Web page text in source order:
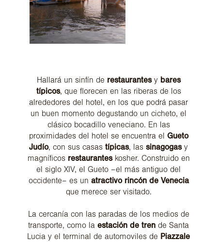
Hallará un sinfín de restaurantesy bares
típicos, que florecen en las riberas de los
alrededores del hotel, en los que podrá pasar
un buen momento degustando un cicheto, el
clásico bocadillo veneciano. En las
proximidades del hotel se encuentra el Gueto
Judío, con sus casas típicas, las sinagogasy
magníficos restauranteskosher. Construido en
el siglo XIV, el Gueto –el más antiguo del
occidente– es un atractivo rincón de Venecia
que merece ser visitado.
La cercanía con las paradas de los medios de
transporte, como la estación de tren de Santa
Lucia y el terminal de automoviles de Piazzale